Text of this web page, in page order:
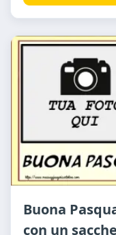
Buona
con un